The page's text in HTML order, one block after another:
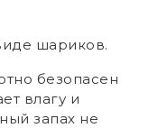
шариков.
безопасен
влагу и
запах не